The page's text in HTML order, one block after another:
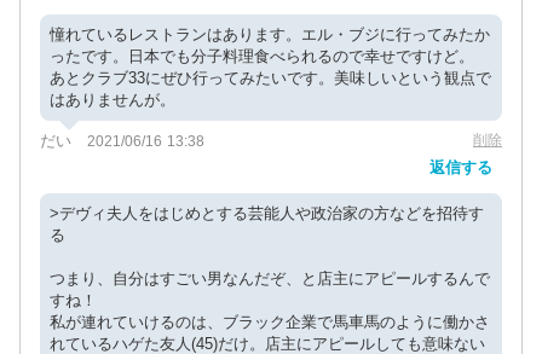
憧れているレストランはあります。エル・ブジに行ってみたか
ったです。日本でも分子料理食べられるので幸せですけど。
あとクラブ33にぜひ行ってみたいです。美味しいという観点で
はありませんが。
だい 2021/06/16 13:38 削除
返信する
>デヴィ夫人をはじめとする芸能人や政治家の方などを招待す
る
つまり、自分はすごい男なんだぞ、と店主にアピールするんで
すね！
私が連れていけるのは、ブラック企業で馬車馬のように働かさ
れているハゲた友人(45)だけ。店主にアピールしても意味ない